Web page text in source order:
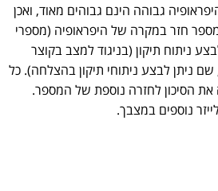
גבוהה הינם גבוהים מאוד, ואכן
חזר במקרה של היפראופיה (מספרי
ניתוח תיקון (בניגוד למצב בקוצר
שם ניתן לבצע ניתוחי תיקון בהצלחה). כל
את הסיכון לחזרה נוספת של המספר.
נוספים במצבך.